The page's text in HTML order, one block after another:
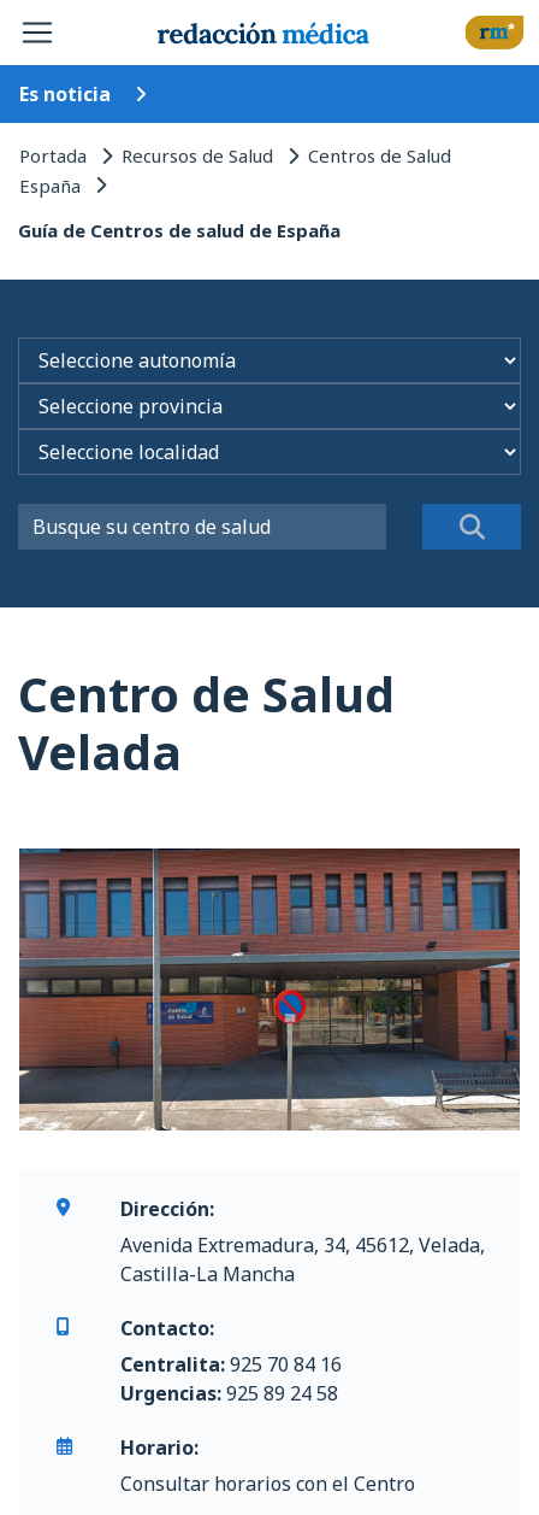
Es noticia
Portada Recursos de Salud Centros de Salud
España
Guía de Centros de salud de España
Centro de Salud
Velada
Dirección:
Avenida Extremadura, 34, 45612, Velada,
Castilla-La Mancha
Contacto:
Centralita:925 70 84 16
Urgencias:925 89 24 58
Horario:
Consultar horarios con el Centro